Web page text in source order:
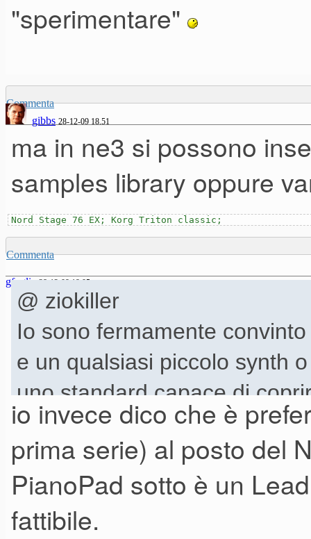
"sperimentare"
Commenta
gibbs 28-12-09 18.51
ma in ne3 si possono
samples library oppure
Nord Stage 76 EX; Korg Triton classic;
Commenta
gfoglia 28-12-09 19.05
@ ziokiller
Io sono fermamente
e un qualsiasi piccolo synth
uno standard capace di
Dopo tutto, un tastierista
piani acustici, elettrici,
ottima qualità. Manca
io invece dico che è
prima serie) al posto del
PianoPad sotto è un
fattibile.